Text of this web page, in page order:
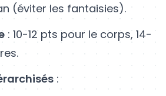
(éviter les fantaisies).
: 10-12 pts pour le corps, 14-
: